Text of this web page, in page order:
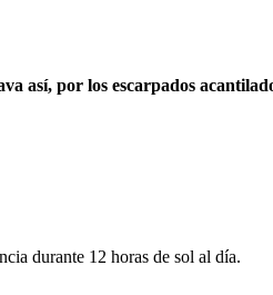
así, por los escarpados
durante 12 horas de sol al día.